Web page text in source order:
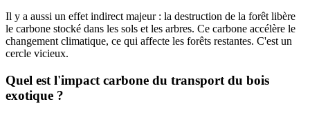
Il y a aussi un effet indirect majeur : la destruction de la forêt libère
le carbone stocké dans les sols et les arbres. Ce carbone accélère le
changement climatique, ce qui affecte les forêts restantes. C'est un
cercle vicieux.
Quel est l'impact carbone du transport du bois
exotique ?